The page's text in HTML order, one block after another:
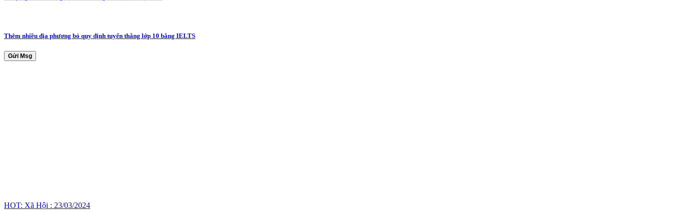
Thêm nhiều địa phương bỏ quy định tuyển thẳng lớp 10 bằng IELTS
Gửi Msg
HOT: Xã Hội : 23/03/2024